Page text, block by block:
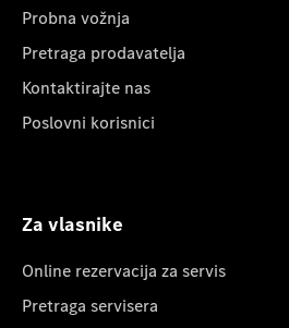
Probna vožnja
Pretraga prodavatelja
Kontaktirajte nas
Poslovni korisnici
Za vlasnike
Online rezervacija za servis
Pretraga servisera